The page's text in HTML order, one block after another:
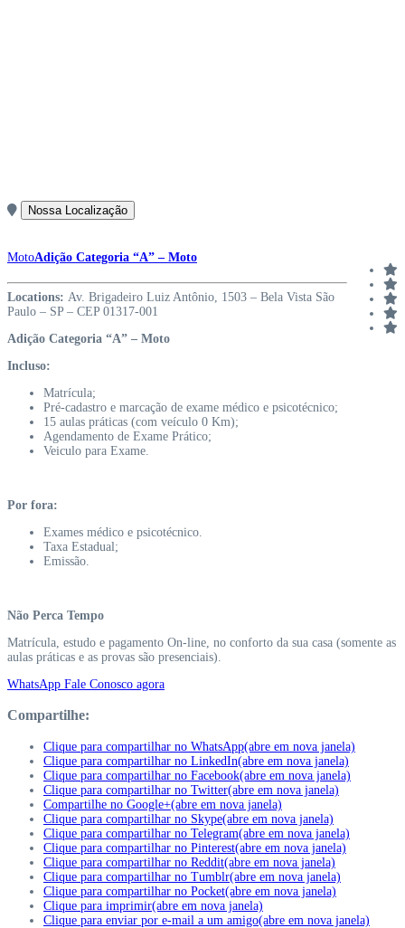
Nossa Localização
MotoAdição Categoria “A” – Moto
Locations: Av. Brigadeiro Luiz Antônio, 1503 – Bela Vista São
Paulo – SP – CEP 01317-001
Adição Categoria “A” – Moto
Incluso:
Matrícula;
Pré-cadastro e marcação de exame médico e psicotécnico;
15 aulas práticas (com veículo 0 Km);
Agendamento de Exame Prático;
Veiculo para Exame.
Por fora:
Exames médico e psicotécnico.
Taxa Estadual;
Emissão.
Não Perca Tempo
Matrícula, estudo e pagamento On-line, no conforto da sua casa (somente as
aulas práticas e as provas são presenciais).
WhatsApp Fale Conosco agora
Compartilhe:
Clique para compartilhar no WhatsApp(abre em nova janela)
Clique para compartilhar no LinkedIn(abre em nova janela)
Clique para compartilhar no Facebook(abre em nova janela)
Clique para compartilhar no Twitter(abre em nova janela)
Compartilhe no Google+(abre em nova janela)
Clique para compartilhar no Skype(abre em nova janela)
Clique para compartilhar no Telegram(abre em nova janela)
Clique para compartilhar no Pinterest(abre em nova janela)
Clique para compartilhar no Reddit(abre em nova janela)
Clique para compartilhar no Tumblr(abre em nova janela)
Clique para compartilhar no Pocket(abre em nova janela)
Clique para imprimir(abre em nova janela)
Clique para enviar por e-mail a um amigo(abre em nova janela)